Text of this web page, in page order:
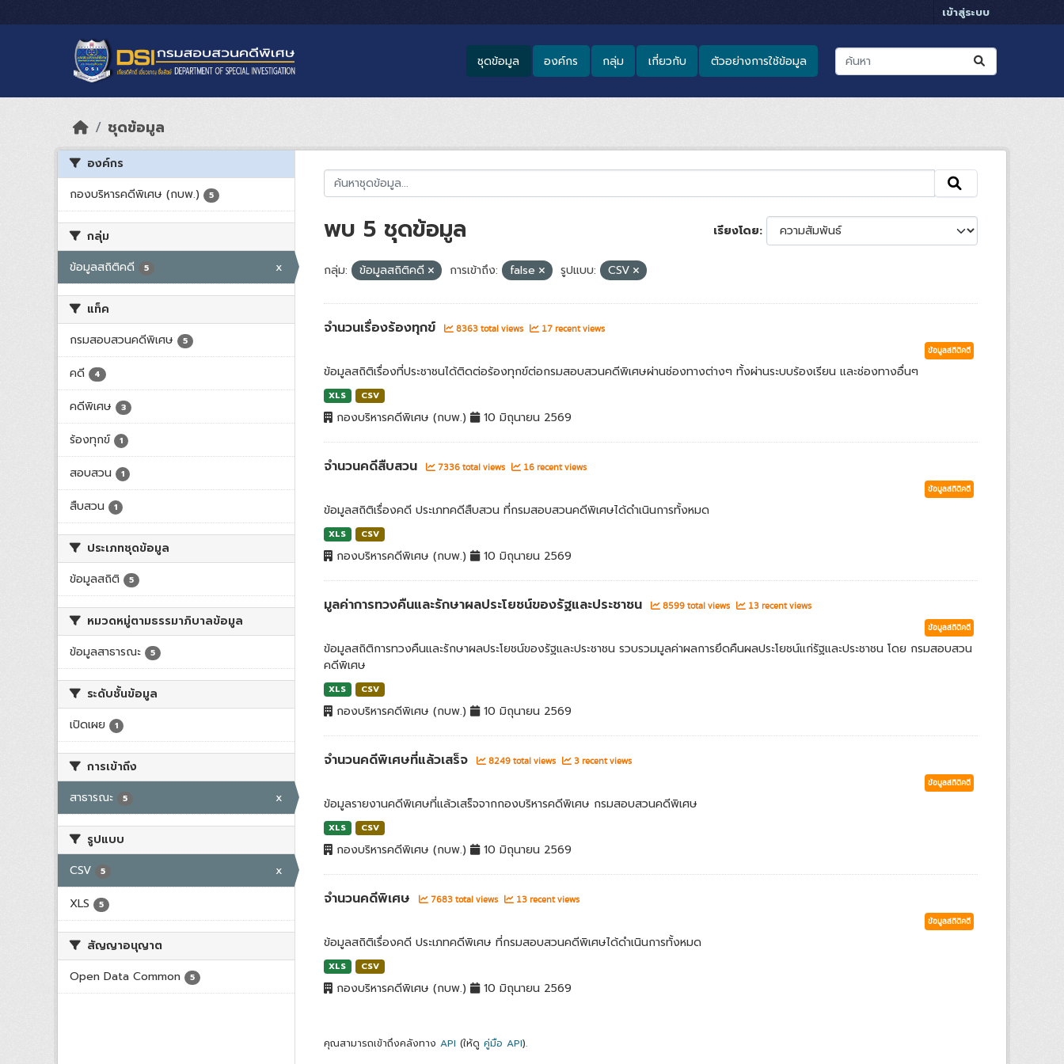
เข้าสู่ระบบ
ชุดข้อมูล องค์กร กลุ่ม เกี่ยวกับ ตัวอย่างการใช้ข้อมูล
ชุดข้อมูล
องค์กร
กองบริหารคดีพิเศษ (กบพ.)
5
กลุ่ม
ข้อมูลสถิติคดี
5 x
แท็ค
กรมสอบสวนคดีพิเศษ
5
คดี 4
คดีพิเศษ 3
ร้องทุกข์ 1
สอบสวน 1
สืบสวน 1
ประเภทชุดข้อมูล
ข้อมูลสถิติ
5
หมวดหมู่ตามธรรมาภิบาลข้อมูล
ข้อมูลสาธารณะ
5
ระดับชั้นข้อมูล
เปิดเผย
1
การเข้าถึง
สาธารณะ
5 x
รูปแบบ
CSV
5
x
XLS
5
สัญญาอนุญาต
Open Data Common
5
เรียงโดย
พบ 5 ชุดข้อมูล
กลุ่ม: ข้อมูลสถิติคดี การเข้าถึง: false รูปแบบ: CSV
จำนวนเรื่องร้องทุกข์ 8363 total views 17 recent views
ข้อมูลสถิติคดี
ข้อมูลสถิติเรื่องที่ประชาชนได้ติดต่อร้องทุกข์ต่อกรมสอบสวนคดีพิเศษผ่านช่องทางต่างๆ ทั้งผ่านระบบร้องเรียน และช่องทางอื่นๆ
XLS CSV
กองบริหารคดีพิเศษ (กบพ.) 10 มิถุนายน 2569
จำนวนคดีสืบสวน 7336 total views 16 recent views
ข้อมูลสถิติคดี
ข้อมูลสถิติเรื่องคดี ประเภทคดีสืบสวน ที่กรมสอบสวนคดีพิเศษได้ดำเนินการทั้งหมด
XLS CSV
กองบริหารคดีพิเศษ (กบพ.) 10 มิถุนายน 2569
มูลค่าการทวงคืนและรักษาผลประโยชน์ของรัฐและประชาชน 8599 total views 13 recent views
ข้อมูลสถิติคดี
ข้อมูลสถิติการทวงคืนและรักษาผลประโยชน์ของรัฐและประชาชน รวบรวมมูลค่าผลการยึดคืนผลประโยชน์แก่รัฐและประชาชน โดย กรมสอบสวน
คดีพิเศษ
XLS CSV
กองบริหารคดีพิเศษ (กบพ.) 10 มิถุนายน 2569
จำนวนคดีพิเศษที่แล้วเสร็จ 8249 total views 3 recent views
ข้อมูลสถิติคดี
ข้อมูลรายงานคดีพิเศษที่แล้วเสร็จจากกองบริหารคดีพิเศษ กรมสอบสวนคดีพิเศษ
XLS CSV
กองบริหารคดีพิเศษ (กบพ.) 10 มิถุนายน 2569
จำนวนคดีพิเศษ 7683 total views 13 recent views
ข้อมูลสถิติคดี
ข้อมูลสถิติเรื่องคดี ประเภทคดีพิเศษ ที่กรมสอบสวนคดีพิเศษได้ดำเนินการทั้งหมด
XLS CSV
กองบริหารคดีพิเศษ (กบพ.) 10 มิถุนายน 2569
คุณสามารถเข้าถึงคลังทาง API (ให้ดู คู่มือ API).